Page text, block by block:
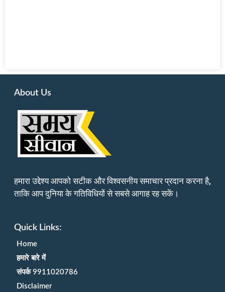
About Us
हमारा उद्देश्य आपको सटीक और विश्वसनीय समाचार प्रदान करना है,
ताकि आप दुनिया के गतिविधियों से सबसे आगाह रह सकें।
Quick Links:
Home
हमारे बारे में
संपर्क 9911020786
Disclaimer